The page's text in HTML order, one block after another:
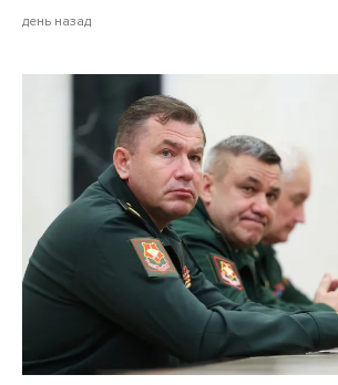
день назад